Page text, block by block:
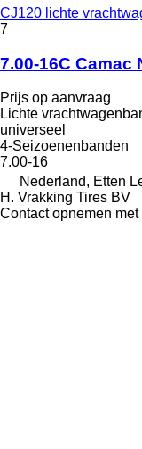
CJ120 lichte
7
7.00-16C Camac
Prijs op aanvraag
Lichte
universeel
4-Seizoenenbanden
7.00-16
Nederland, Etten
H. Vrakking Tires BV
Contact opnemen met